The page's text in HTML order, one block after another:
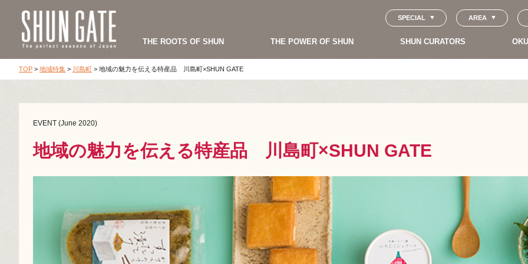
SPECIAL AREA
THE ROOTS OF SHUN THE POWER OF SHUN SHUN CURATORS
TOP > 地域特集 > 川島町 > 地域の魅力を伝える特産品 川島町×SHUN GATE
EVENT (June 2020)
地域の魅力を伝える特産品 川島町×SHUN GATE